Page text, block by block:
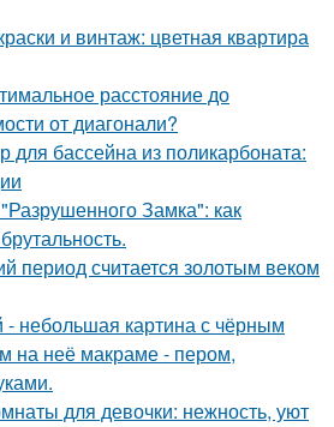
и винтаж: цветная квартира
расстояние до
от диагонали?
для бассейна из поликарбоната:
Замка": как
период считается золотым веком
- небольшая картина с чёрным
на неё макраме - пером,
для девочки: нежность, уют